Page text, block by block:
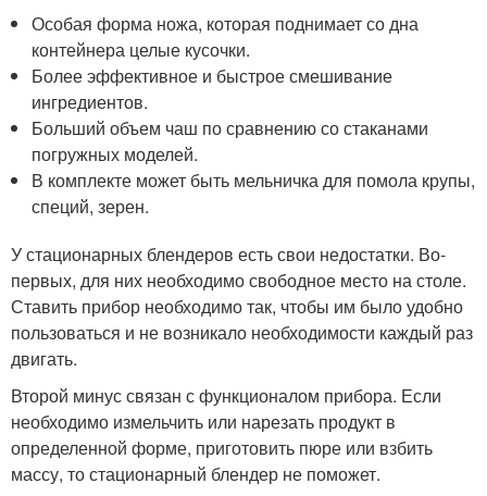
Особая форма ножа, которая поднимает со дна
контейнера целые кусочки.
Более эффективное и быстрое смешивание
ингредиентов.
Больший объем чаш по сравнению со стаканами
погружных моделей.
В комплекте может быть мельничка для помола крупы,
специй, зерен.
У стационарных блендеров есть свои недостатки. Во-
первых, для них необходимо свободное место на столе.
Ставить прибор необходимо так, чтобы им было удобно
пользоваться и не возникало необходимости каждый раз
двигать.
Второй минус связан с функционалом прибора. Если
необходимо измельчить или нарезать продукт в
определенной форме, приготовить пюре или взбить
массу, то стационарный блендер не поможет.